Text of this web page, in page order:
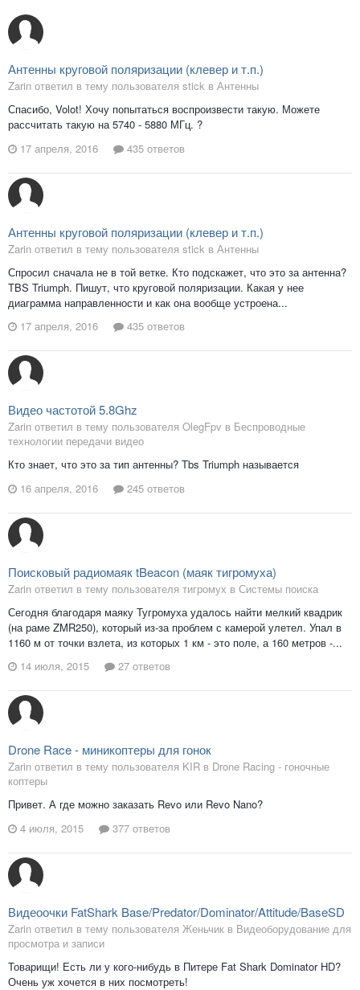
Антенны круговой поляризации (клевер и т.п.)
Zarin ответил в тему пользователя stick в Антенны
Спасибо, Volot! Хочу попытаться воспроизвести такую. Можете
рассчитать такую на 5740 - 5880 МГц. ?
17 апреля, 2016
435 ответов
Антенны круговой поляризации (клевер и т.п.)
Zarin ответил в тему пользователя stick в Антенны
Спросил сначала не в той ветке. Кто подскажет, что это за антенна?
TBS Triumph. Пишут, что круговой поляризации. Какая у нее
диаграмма направленности и как она вообще устроена...
17 апреля, 2016
435 ответов
Видео частотой 5.8Ghz
Zarin ответил в тему пользователя OlegFpv в Беспроводные
технологии передачи видео
Кто знает, что это за тип антенны? Tbs Triumph называется
16 апреля, 2016
245 ответов
Поисковый радиомаяк tBeacon (маяк тигромуха)
Zarin ответил в тему пользователя тигромух в Системы поиска
Сегодня благодаря маяку Тугромуха удалось найти мелкий квадрик
(на раме ZMR250), который из-за проблем с камерой улетел. Упал в
1160 м от точки взлета, из которых 1 км - это поле, а 160 метров -...
14 июля, 2015
27 ответов
Drone Race - миникоптеры для гонок
Zarin ответил в тему пользователя KIR в Drone Racing - гоночные
коптеры
Привет. А где можно заказать Revo или Revo Nano?
4 июля, 2015
377 ответов
Видеоочки FatShark Base/Predator/Dominator/Attitude/BaseSD
Zarin ответил в тему пользователя Женьчик в Видеоборудование для
просмотра и записи
Товарищи! Есть ли у кого-нибудь в Питере Fat Shark Dominator HD?
Очень уж хочется в них посмотреть!